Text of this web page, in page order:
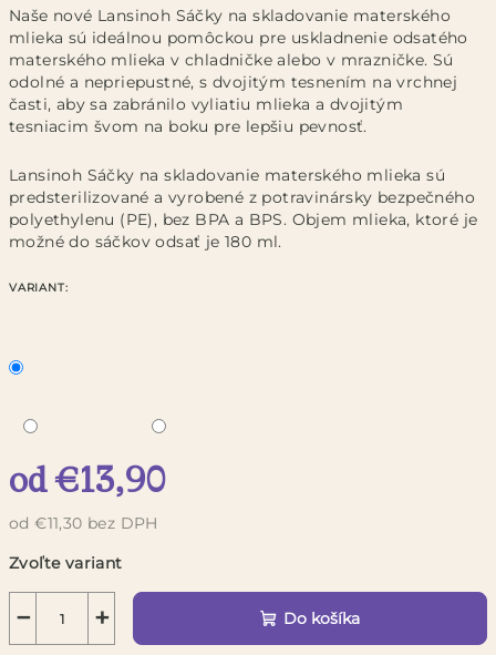
Naše nové Lansinoh Sáčky na skladovanie materského
mlieka sú ideálnou pomôckou pre uskladnenie odsatého
materského mlieka v chladničke alebo v mrazničke. Sú
odolné a nepriepustné, s dvojitým tesnením na vrchnej
časti, aby sa zabránilo vyliatiu mlieka a dvojitým
tesniacim švom na boku pre lepšiu pevnosť.
Lansinoh Sáčky na skladovanie materského mlieka sú
predsterilizované a vyrobené z potravinársky bezpečného
polyethylenu (PE), bez BPA a BPS. Objem mlieka, ktoré je
možné do sáčkov odsať je 180 ml.
VARIANT:
od€13,90
od€11,30 bez DPH
cena:
Zvoľte variant
+
− Do košíka